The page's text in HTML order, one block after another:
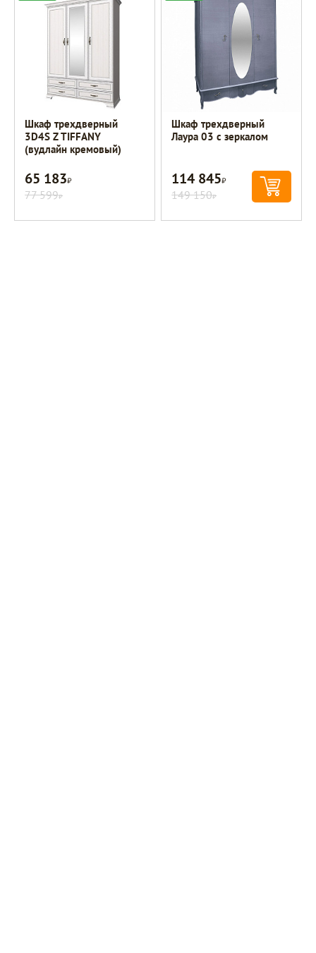
Шкаф трехдверный
3D4S Z TIFFANY
(вудлайн кремовый)
65 183Р
77 599Р
Шкаф трехдверный
Лаура 03 с зеркалом
114 845Р
149 150Р